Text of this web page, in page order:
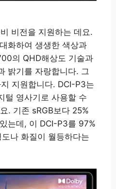
비전을 지원하는 데요.
화하여 생생한 색상과
의 QHD해상도 기술과
밝기를 자랑합니다. 그
지원합니다. DCI-P3는
털 영사기로 사용할 수
. 기존 sRGB보다 25%
는데, 이 DCI-P3를 97%
나 화질이 월등하다는